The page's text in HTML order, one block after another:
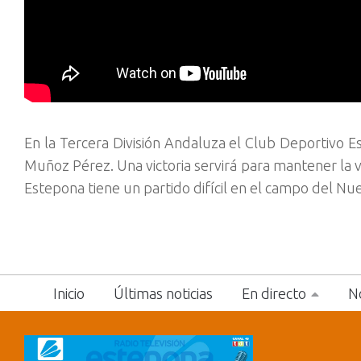
En la Tercera División Andaluza el Club Deportivo
Muñoz Pérez. Una victoria servirá para mantener la
Estepona tiene un partido difícil en el campo del
Inicio Últimas noticias En directo